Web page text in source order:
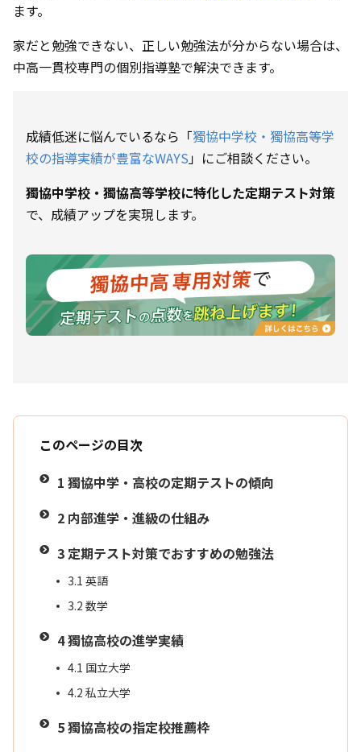
ます。
家だと勉強できない、正しい勉強法が分からない場合は、
中高一貫校専門の個別指導塾で解決できます。
成績低迷に悩んでいるなら「獨協中学校・獨協高等学
校の指導実績が豊富なWAYS」にご相談ください。
獨協中学校・獨協高等学校に特化した定期テスト対策
で、成績アップを実現します。
このページの目次
1 獨協中学・高校の定期テストの傾向
2 内部進学・進級の仕組み
3定期テスト対策でおすすめの勉強法
3.1 英語
3.2 数学
4獨協高校の進学実績
4.1 国立大学
4.2 私立大学
5獨協高校の指定校推薦枠